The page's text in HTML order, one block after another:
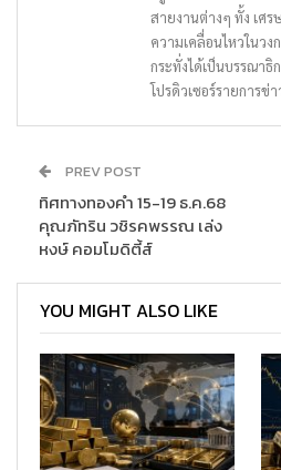
สายงานต่างๆ ทั้ง เศร
ความเคลื่อนไหวในว
กระทั่งได้เป็นบรรณา
โปรดิวเซอร์รายการข่
PREV POST
ทิศทางทองคำ 15-19 ธ.ค.68
คุณภัทริน วชิรคพรรณ เล่ง
หงษ์ คอมโมดิตี้ส์
YOU MIGHT ALSO LIKE